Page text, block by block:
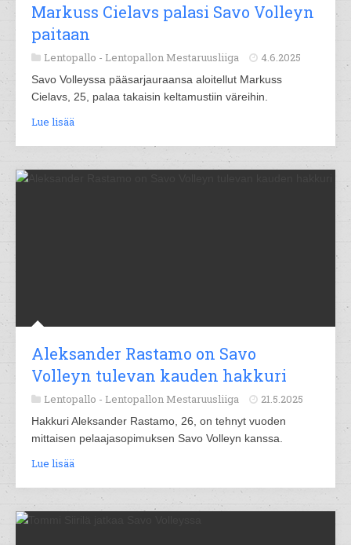
Markuss Cielavs palasi Savo Volleyn
paitaan
Lentopallo - Lentopallon Mestaruusliiga 4.6.2025
Savo Volleyssa pääsarjauraansa aloitellut Markuss
Cielavs, 25, palaa takaisin keltamustiin väreihin.
Lue lisää
Aleksander Rastamo on Savo
Volleyn tulevan kauden hakkuri
Lentopallo - Lentopallon Mestaruusliiga 21.5.2025
Hakkuri Aleksander Rastamo, 26, on tehnyt vuoden
mittaisen pelaajasopimuksen Savo Volleyn kanssa.
Lue lisää